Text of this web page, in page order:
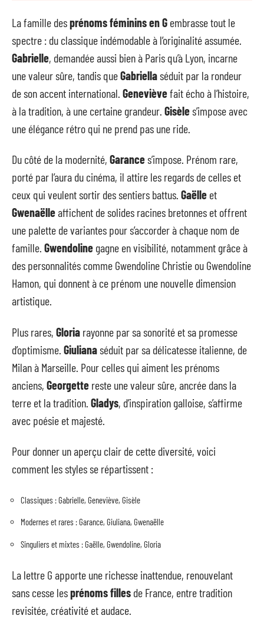
La famille desprénoms féminins en G embrasse tout le
spectre : du classique indémodable à l’originalité assumée.
Gabrielle, demandée aussi bien à Paris qu’à Lyon, incarne
une valeur sûre, tandis queGabriellaséduit par la rondeur
de son accent international. Genevièvefait écho à l’histoire,
à la tradition, à une certaine grandeur. Gisèles’impose avec
une élégance rétro qui ne prend pas une ride.
Du côté de la modernité, Garances’impose. Prénom rare,
porté par l’aura du cinéma, il attire les regards de celles et
ceux qui veulent sortir des sentiers battus. Gaëlle et
Gwenaëlleaffichent de solides racines bretonnes et offrent
une palette de variantes pour s’accorder à chaque nom de
famille. Gwendoline gagne en visibilité, notamment grâce à
des personnalités comme Gwendoline Christie ou Gwendoline
Hamon, qui donnent à ce prénom une nouvelle dimension
artistique.
Plus rares, Gloria rayonne par sa sonorité et sa promesse
d’optimisme. Giulianaséduit par sa délicatesse italienne, de
Milan à Marseille. Pour celles qui aiment les prénoms
anciens, Georgette reste une valeur sûre, ancrée dans la
terre et la tradition. Gladys, d’inspiration galloise, s’affirme
avec poésie et majesté.
Pour donner un aperçu clair de cette diversité, voici
comment les styles se répartissent :
Classiques : Gabrielle, Geneviève, Gisèle
Modernes et rares : Garance, Giuliana, Gwenaëlle
Singuliers et mixtes : Gaëlle, Gwendoline, Gloria
La lettre G apporte une richesse inattendue, renouvelant
sans cesse lesprénoms filles de France, entre tradition
revisitée, créativité et audace.